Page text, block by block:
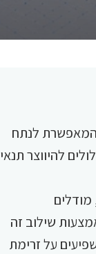
המאפשרת לנתח
להיווצר תנאי
שילוב זה
על זרימת